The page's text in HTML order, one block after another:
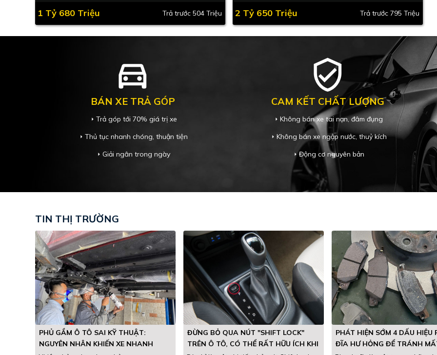
1 Tỷ 680 Triệu Trả trước 504 Triệu 2 Tỷ 650 Triệu Trả trước 795 Triệu
directions_car
BÁN XE TRẢ GÓP
arrow_right Trả góp tới 70% giá trị xe
arrow_right Thủ tục nhanh chóng, thuận tiện
arrow_right Giải ngân trong ngày
verified_user
CAM KẾT CHẤT LƯỢNG
arrow_right Không bán xe tai nạn, đâm đụng
arrow_right Không bán xe ngập nước, thuỷ kích
arrow_rightĐộng cơ nguyên bản
TIN THỊ TRƯỜNG
PHỦ GẦM Ô TÔ SAI KỸ THUẬT:
NGUYÊN NHÂN KHIẾN XE NHANH
ĐỪNG BỎ QUA NÚT "SHIFT LOCK"
TRÊN Ô TÔ, CÓ THỂ RẤT HỮU ÍCH KHI
PHÁT HIỆN SỚM 4 DẤU HIỆU
ĐĨA HƯ HỎNG ĐỂ TRÁNH